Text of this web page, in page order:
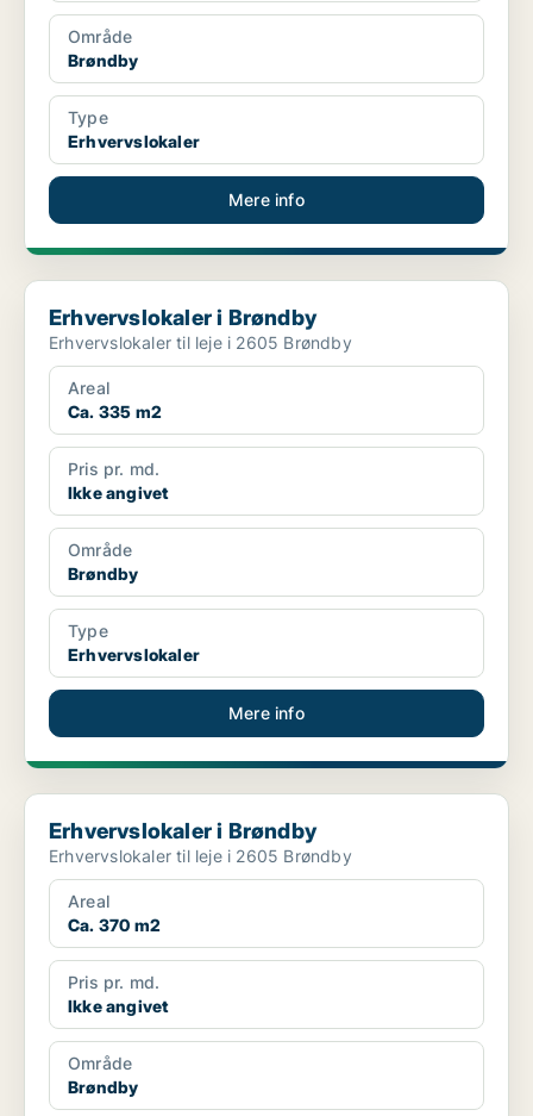
Område
Brøndby
Type
Erhvervslokaler
Mere info
Erhvervslokaler i Brøndby
Erhvervslokaler i Brøndby
Erhvervslokaler til leje i 2605 Brøndby
Areal
Ca. 335 m2
Pris pr. md.
Ikke angivet
Område
Brøndby
Type
Erhvervslokaler
Mere info
Erhvervslokaler i Brøndby
Erhvervslokaler i Brøndby
Erhvervslokaler til leje i 2605 Brøndby
Areal
Ca. 370 m2
Pris pr. md.
Ikke angivet
Område
Brøndby